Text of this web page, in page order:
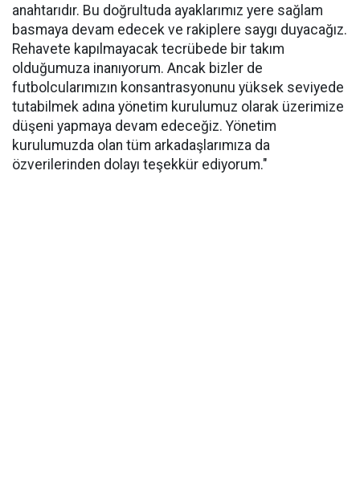
anahtarıdır. Bu doğrultuda ayaklarımız yere sağlam
basmaya devam edecek ve rakiplere saygı duyacağız.
Rehavete kapılmayacak tecrübede bir takım
olduğumuza inanıyorum. Ancak bizler de
futbolcularımızın konsantrasyonunu yüksek seviyede
tutabilmek adına yönetim kurulumuz olarak üzerimize
düşeni yapmaya devam edeceğiz. Yönetim
kurulumuzda olan tüm arkadaşlarımıza da
özverilerinden dolayı teşekkür ediyorum."